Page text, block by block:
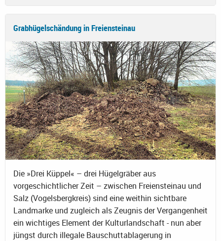
Grabhügelschändung in Freiensteinau
Die »Drei Küppel« – drei Hügelgräber aus
vorgeschichtlicher Zeit – zwischen Freiensteinau und
Salz (Vogelsbergkreis) sind eine weithin sichtbare
Landmarke und zugleich als Zeugnis der Vergangenheit
ein wichtiges Element der Kulturlandschaft - nun aber
jüngst durch illegale Bauschuttablagerung in